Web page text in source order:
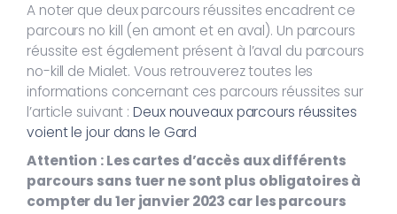
A noter que deux parcours réussites encadrent ce
parcours no kill (en amont et en aval). Un parcours
réussite est également présent à l’aval du parcours
no-kill de Mialet. Vous retrouverez toutes les
informations concernant ces parcours réussites sur
l’article suivant :Deux nouveaux parcours réussites
voient le jour dans le Gard
Attention : Les cartes d’accès aux différents
parcours sans tuer ne sont plus obligatoires à
compter du 1er janvier 2023 car les parcours